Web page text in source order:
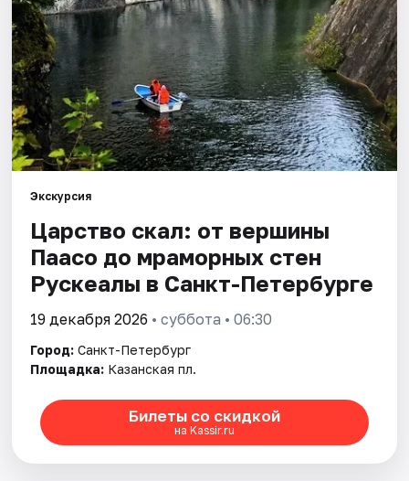
Рейтинги
Экскурсия
Царство скал: от вершины
Паасо до мраморных стен
Рускеалы в Санкт-Петербурге
19 декабря 2026 • суббота • 06:30
Город: Санкт-Петербург
Площадка: Казанская пл.
Билеты со скидкой
на Kassir.ru